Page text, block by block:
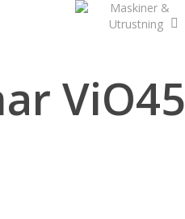
Maskiner &
Utrustning
ViO45